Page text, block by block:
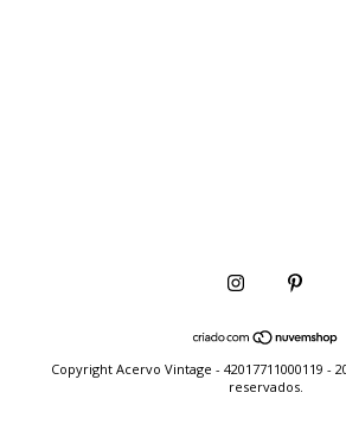
Copyright Acervo Vintage - 42017711000119 -
reservados.